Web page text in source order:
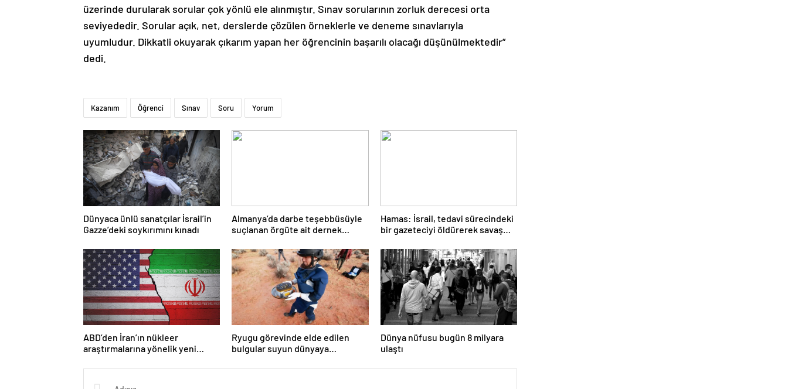
üzerinde durularak sorular çok yönlü ele alınmıştır. Sınav sorularının zorluk derecesi orta
seviyededir. Sorular açık, net, derslerde çözülen örneklerle ve deneme sınavlarıyla
uyumludur. Dikkatli okuyarak çıkarım yapan her öğrencinin başarılı olacağı düşünülmektedir”
dedi.
Kazanım Öğrenci Sınav Soru Yorum
Dünyaca ünlü sanatçılar İsrail’in
Gazze’deki soykırımını kınadı
Almanya’da darbe teşebbüsüyle
suçlanan örgüte ait dernek
Hamas: İsrail, tedavi sürecindeki
bir gazeteciyi öldürerek savaş
ABD’den İran’ın nükleer
araştırmalarına yönelik yeni
Ryugu görevinde elde edilen
bulgular suyun dünyaya
olabileceğini gösteriyor
Dünya nüfusu bugün 8 milyara
ulaştı